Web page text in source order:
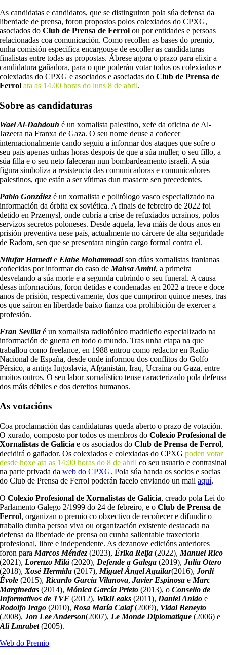
As candidatas e candidatos, que se distinguiron pola súa defensa da
liberdade de prensa, foron propostos polos colexiados do CPXG,
asociados doClub de Prensa de Ferrol ou por entidades e persoas
relacionadas coa comunicación. Como recollen as bases do premio,
unha comisión específica encargouse de escoller as candidaturas
finalistas entre todas as propostas. Ábrese agora o prazo para elixir a
candidatura gañadora, para o que poderán votar todos os colexiados e
colexiadas do CPXG e asociados e asociadas doClub de Prensa de
Ferrol ata as 14.00 horas do luns 8 de abril.
Sobre as candidaturas
Wael Al-Dahdouh é un xornalista palestino, xefe da oficina de Al-
Jazeera na Franxa de Gaza. O seu nome deuse a coñecer
internacionalmente cando seguiu a informar dos ataques que sofre o
seu país apenas unhas horas despois de que a súa muller, o seu fillo, a
súa filla e o seu neto faleceran nun bombardeamento israelí. A súa
figura simboliza a resistencia das comunicadoras e comunicadores
palestinos, que están a ser vítimas dun masacre sen precedentes.
Pablo González é un xornalista e politólogo vasco especializado na
información da órbita ex soviética. A finais de febreiro de 2022 foi
detido en Przemysl, onde cubría a crise de refuxiados ucraínos, polos
servizos secretos poloneses. Desde aquela, leva máis de dous anos en
prisión preventiva nese país, actualmente no cárcere de alta seguridade
de Radom, sen que se presentara ningún cargo formal contra el.
Nilufar Hamedie Elahe Mohammadison dúas xornalistas iranianas
coñecidas por informar do caso de Mahsa Amini, a primeira
desvelando a súa morte e a segunda cubrindo o seu funeral. A causa
desas informacións, foron detidas e condenadas en 2022 a trece e doce
anos de prisión, respectivamente, dos que cumpriron quince meses, tras
os que saíron en liberdade baixo fianza coa prohibición de exercer a
profesión.
Fran Sevilla é un xornalista radiofónico madrileño especializado na
información de guerra en todo o mundo. Tras unha etapa na que
traballou como freelance, en 1988 entrou como redactor en Radio
Nacional de España, desde onde informou dos conflitos do Golfo
Pérsico, a antiga Iugoslavia, Afganistán, Iraq, Ucraína ou Gaza, entre
moitos outros. O seu labor xornalístico tense caracterizado pola defensa
dos máis débiles e dos dereitos humanos.
As votacións
Coa proclamación das candidaturas queda aberto o prazo de votación.
O xurado, composto por todos os membros doColexio Profesional de
Xornalistas de Galicia e os asociados doClub de Prensa de Ferrol,
decidirá o gañador. Os colexiados e colexiadas do CPXGpoden votar
desde hoxe ata as 14:00 horas do 8 de abril co seu usuario e contrasinal
na parte privada daweb do CPXG. Pola súa banda os socios e socias
do Club de Prensa de Ferrol poderán facelo enviando un mailaquí.
OColexio Profesional de Xornalistas de Galicia, creado pola Lei do
Parlamento Galego 2/1999 do 24 de febreiro, e o Club de Prensa de
Ferrol, organizan o premio co obxectivo de recoñecer e difundir o
traballo dunha persoa viva ou organización existente destacada na
defensa da liberdade de prensa ou cunha salientable traxectoria
profesional, libre e independente. As dezanove edicións anteriores
foron para Marcos Méndez (2023), Érika Reija (2022), Manuel Rico
(2021), Lorenzo Milá (2020), Defende a Galega (2019),Julia Otero
(2018), Xosé Hermida (2017), Miguel Ángel Aguilar(2016),Jordi
Évole (2015), Ricardo García Vilanova,Javier Espinosa e Marc
Marginedas (2014), Mónica García Prieto (2013), oConsello de
Informativos de TVE (2012), WikiLeaks (2011), Daniel Anido e
Rodolfo Irago (2010), Rosa María Calaf(2009), Vidal Beneyto
(2008),Jon Lee Anderson(2007), Le Monde Diplomatique (2006) e
Ali Lmrabet(2005).
Web do Premio